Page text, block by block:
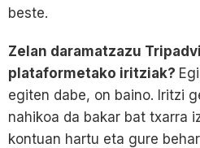
beste.
Zelan daramatzazu
plataformetako iritziak?
egiten dabe, on baino. Iritzi
nahikoa da bakar bat txarra
kontuan hartu eta gure